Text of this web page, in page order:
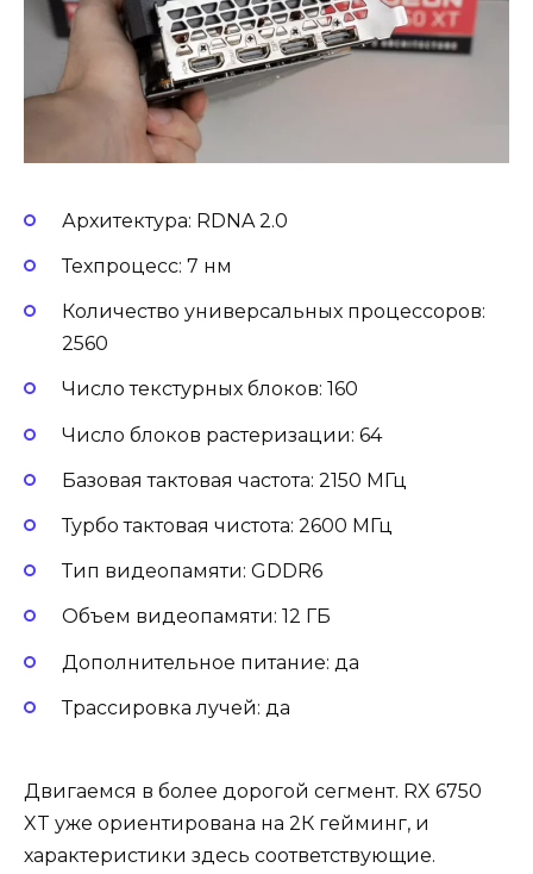
Архитектура: RDNA 2.0
Техпроцесс: 7 нм
Количество универсальных процессоров:
2560
Число текстурных блоков: 160
Число блоков растеризации: 64
Базовая тактовая частота: 2150 МГц
Турбо тактовая чистота: 2600 МГц
Тип видеопамяти: GDDR6
Объем видеопамяти: 12 ГБ
Дополнительное питание: да
Трассировка лучей: да
Двигаемся в более дорогой сегмент. RX 6750
XT уже ориентирована на 2К гейминг, и
характеристики здесь соответствующие.